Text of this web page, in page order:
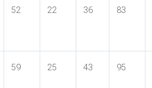
52 22 36 83
59 25 43 95